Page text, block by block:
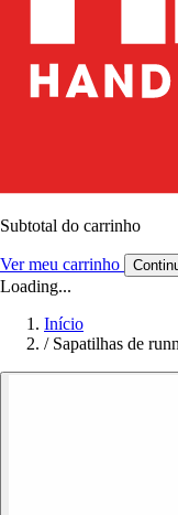
Subtotal do carrinho
Ver meu carrinho
Loading...
Início
/ Sapatilhas de